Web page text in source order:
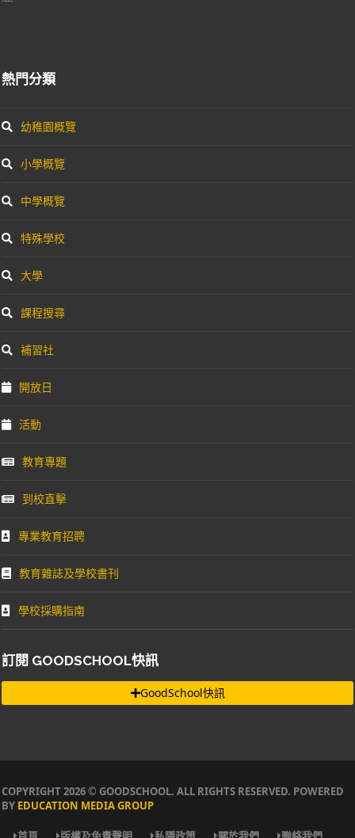
熱門分類
幼稚園概覽
小學概覽
中學概覽
特殊學校
大學
課程搜尋
補習社
開放日
活動
教育專題
到校直擊
專業教育招聘
教育雜誌及學校書刊
學校採購指南
訂閱 GOODSCHOOL快訊
GoodSchool快訊
COPYRIGHT 2026 © GOODSCHOOL. ALL RIGHTS RESERVED. POWERED
BY EDUCATION MEDIA GROUP